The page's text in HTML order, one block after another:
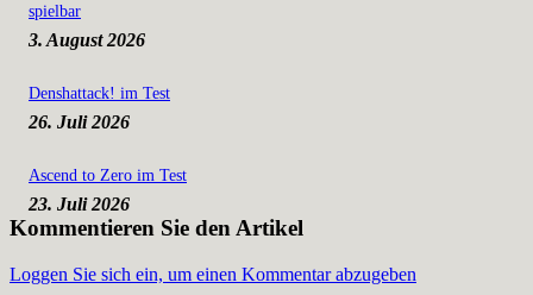
spielbar
3. August 2026
Denshattack! im Test
26. Juli 2026
Ascend to Zero im Test
23. Juli 2026
Kommentieren Sie den Artikel
Loggen Sie sich ein, um einen Kommentar abzugeben